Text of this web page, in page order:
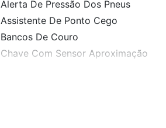
Alerta De Pressão Dos Pneus
Assistente De Ponto Cego
Bancos De Couro
Chave Com Sensor Aproximação